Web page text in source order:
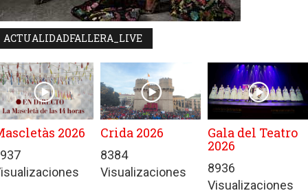
ACTUALIDADFALLERA_LIVE
2026 Crida 2026
8384
Visualizaciones
Gala del Teatro
2026
8936
Visualizaciones